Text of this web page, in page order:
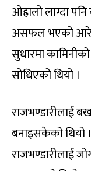
ओह्रालो लाग्दा
असफल भएको
सुधारमा
सोधिएको थियो ।
राजभण्डारीलाई
बनाइसकेको थियो
राजभण्डारीलाई